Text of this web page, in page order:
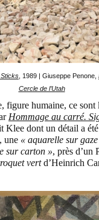
, 1989 | Giuseppe Penone,
Cercle de l’Utah
figure humaine, ce sont
Hommage au carré.
dont un détail a
une « aquarelle sur
sur carton », près d’un
vertd’Heinrich